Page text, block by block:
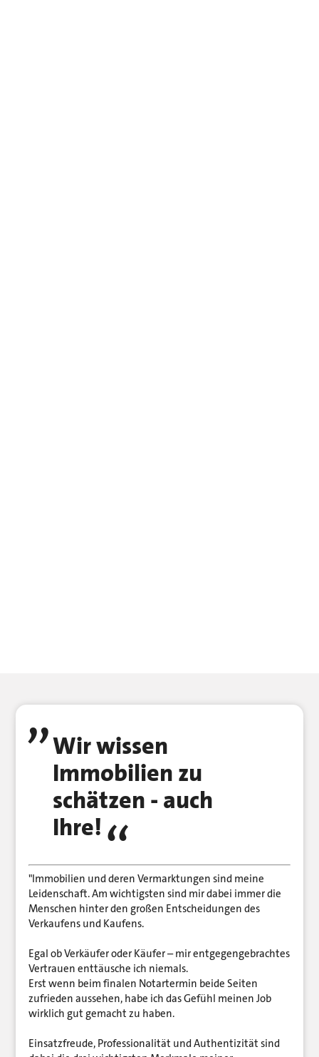
Wir wissen
Immobilien zu
schätzen - auch
Ihre!
"Immobilien und deren Vermarktungen sind meine
Leidenschaft. Am wichtigsten sind mir dabei immer die
Menschen hinter den großen Entscheidungen des
Verkaufens und Kaufens.
Egal ob Verkäufer oder Käufer – mir entgegengebrachtes
Vertrauen enttäusche ich niemals.
Erst wenn beim finalen Notartermin beide Seiten
zufrieden aussehen, habe ich das Gefühl meinen Job
wirklich gut gemacht zu haben.
Einsatzfreude, Professionalität und Authentizität sind